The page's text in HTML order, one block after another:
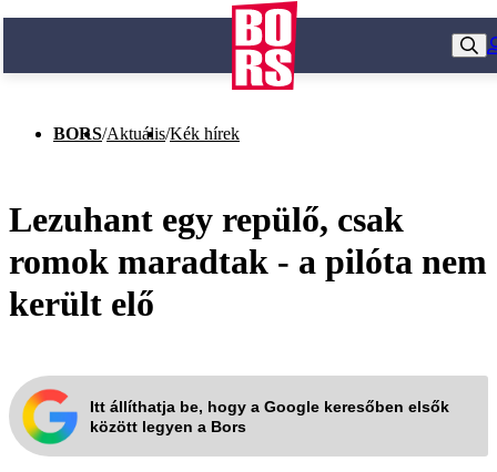
BORS/Aktuális/Kék hírek
Lezuhant egy repülő, csak
romok maradtak - a pilóta nem
került elő
Itt állíthatja be, hogy a Google keresőben elsők
között legyen a Bors